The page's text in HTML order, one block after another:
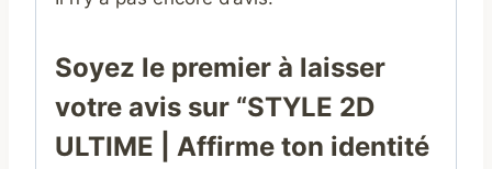
Soyez le premier à laisser
votre avis sur “STYLE 2D
ULTIME | Affirme ton identité